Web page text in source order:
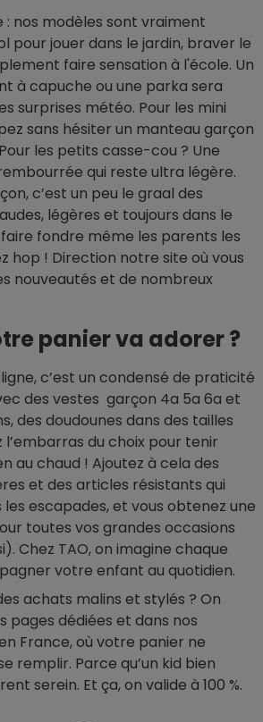
: nos modèles sont vraiment
pour jouer dans le jardin, braver le
faire sensation à l'école. Un
à capuche ou une parka sera
surprises météo. Pour les mini
sans hésiter un manteau garçon
les petits casse-cou ? Une
qui reste ultra légère.
c’est un peu le graal des
légères et toujours dans le
fondre même les parents les
hop ! Direction notre site où vous
nouveautés et de nombreux
panier va adorer ?
c’est un condensé de praticité
des vestes garçon 4a 5a 6a et
des doudounes dans des tailles
l’embarras du choix pour tenir
au chaud ! Ajoutez à cela des
et des articles résistants qui
escapades, et vous obtenez une
toutes vos grandes occasions
Chez TAO, on imagine chaque
votre enfant au quotidien.
achats malins et stylés ? On
pages dédiées et dans nos
France, où votre panier ne
remplir. Parce qu’un kid bien
serein. Et ça, on valide à 100 %.